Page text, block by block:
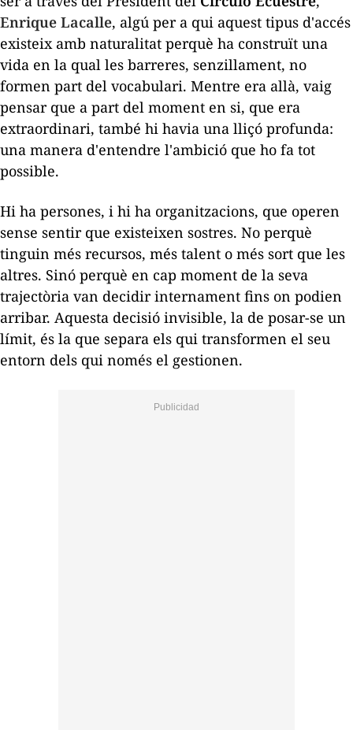
Enrique Lacalle, algú per a qui aquest tipus d'accés
existeix amb naturalitat perquè ha construït una
vida en la qual les barreres, senzillament, no
formen part del vocabulari. Mentre era allà, vaig
pensar que a part del moment en si, que era
extraordinari, també hi havia una lliçó profunda:
una manera d'entendre l'ambició que ho fa tot
possible.
Hi ha persones, i hi ha organitzacions, que operen
sense sentir que existeixen sostres. No perquè
tinguin més recursos, més talent o més sort que les
altres. Sinó perquè en cap moment de la seva
trajectòria van decidir internament fins on podien
arribar. Aquesta decisió invisible, la de posar-se un
límit, és la que separa els qui transformen el seu
entorn dels qui només el gestionen.